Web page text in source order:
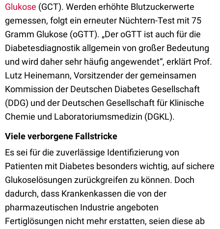
Glukose (GCT). Werden erhöhte Blutzuckerwerte
gemessen, folgt ein erneuter Nüchtern-Test mit 75
Gramm Glukose (oGTT). „Der oGTT ist auch für die
Diabetesdiagnostik allgemein von großer Bedeutung
und wird daher sehr häufig angewendet“, erklärt Prof.
Lutz Heinemann, Vorsitzender der gemeinsamen
Kommission der Deutschen Diabetes Gesellschaft
(DDG) und der Deutschen Gesellschaft für Klinische
Chemie und Laboratoriumsmedizin (DGKL).
Viele verborgene Fallstricke
Es sei für die zuverlässige Identifizierung von
Patienten mit Diabetes besonders wichtig, auf sichere
Glukoselösungen zurückgreifen zu können. Doch
dadurch, dass Krankenkassen die von der
pharmazeutischen Industrie angeboten
Fertiglösungen nicht mehr erstatten, seien diese ab